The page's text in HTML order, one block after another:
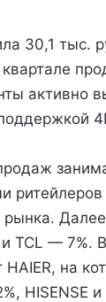
30,1 тыс.
активно
и TCL —
на
HISENSE